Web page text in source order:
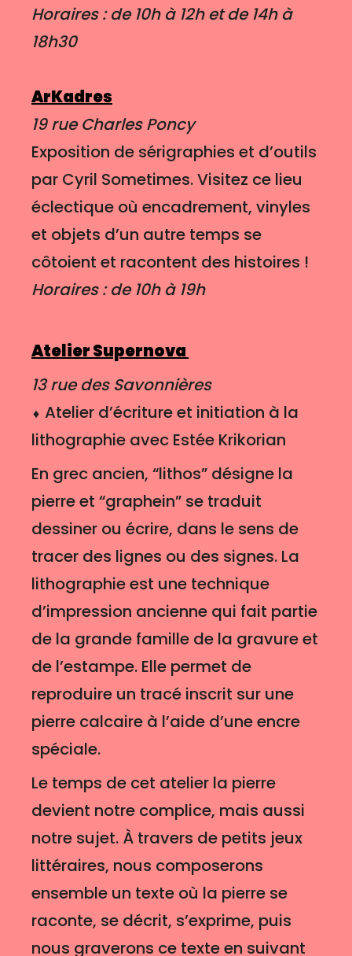
Horaires : de 10h à 12h et de 14h à
18h30
ArKadres
19 rue Charles Poncy
Exposition de sérigraphies et d’outils
par Cyril Sometimes. Visitez ce lieu
éclectique où encadrement, vinyles
et objets d’un autre temps se
côtoient et racontent des histoires !
Horaires : de 10h à 19h
Atelier Supernova
13 rue des Savonnières
⬧ Atelier d’écriture et initiation à la
lithographie avec Estée Krikorian
En grec ancien, “lithos” désigne la
pierre et “graphein” se traduit
dessiner ou écrire, dans le sens de
tracer des lignes ou des signes. La
lithographie est une technique
d’impression ancienne qui fait partie
de la grande famille de la gravure et
de l’estampe. Elle permet de
reproduire un tracé inscrit sur une
pierre calcaire à l’aide d’une encre
spéciale.
Le temps de cet atelier la pierre
devient notre complice, mais aussi
notre sujet. À travers de petits jeux
littéraires, nous composerons
ensemble un texte où la pierre se
raconte, se décrit, s’exprime, puis
nous graverons ce texte en suivant